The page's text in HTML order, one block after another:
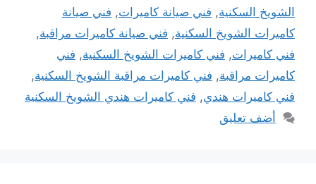
الشويخ السكنية, فني صيانة كاميرات, فني صيانة
كاميرات الشويخ السكنية, فني صيانة كاميرات مراقبة,
فني كاميرات, فني كاميرات الشويخ السكنية, فني
كاميرات مراقبة, فني كاميرات مراقبة الشويخ السكنية,
فني كاميرات هندي, فني كاميرات هندي الشويخ السكنية
أضف تعليق